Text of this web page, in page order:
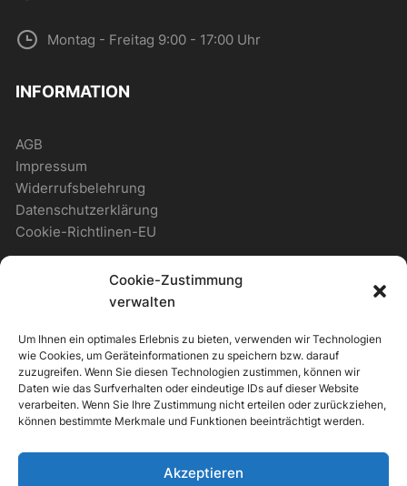
Cookie-Zustimmung
verwalten
Um Ihnen ein optimales Erlebnis zu bieten, verwenden wir Technologien
wie Cookies, um Geräteinformationen zu speichern bzw. darauf
zuzugreifen. Wenn Sie diesen Technologien zustimmen, können wir
Daten wie das Surfverhalten oder eindeutige IDs auf dieser Website
verarbeiten. Wenn Sie Ihre Zustimmung nicht erteilen oder zurückziehen,
können bestimmte Merkmale und Funktionen beeinträchtigt werden.
Akzeptieren
Montag - Freitag 9:00 - 17:00 Uhr
INFORMATION
AGB
Impressum
Widerrufsbelehrung
Datenschutzerklärung
Cookie-Richtlinen-EU
WICHTIGES
Zahlungsmöglichkeiten
Versandmöglichkeiten
Newsletter
ALLGEMEIN